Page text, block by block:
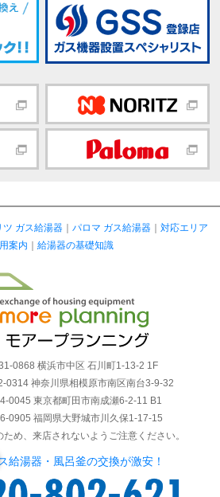
ツ ガス給湯器｜ パロマ ガス給湯器｜ 対応エリア
案内 ｜ 給湯器の基礎知識
0868 横浜市中区 石川町1-13-2 1F
0314 神奈川県相模原市南区南台3-9-32
0045 東京都町田市南成瀬6-2-11 B1
0905 福岡県大野城市川久保1-17-15
め、来店されないようご注意ください。
給湯器・風呂釜の交換が激安！